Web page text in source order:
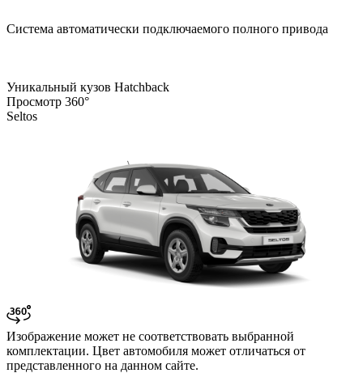
Система автоматически подключаемого полного привода
Уникальный кузов Hatchback
Просмотр 360°
Seltos
Изображение может не соответствовать выбранной
комплектации. Цвет автомобиля может отличаться от
представленного на данном сайте.